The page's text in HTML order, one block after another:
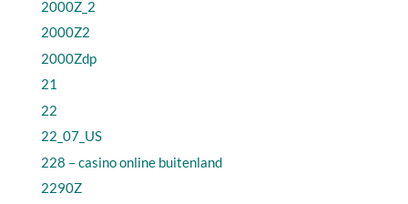
2000Z_2
2000Z2
2000Zdp
21
22
22_07_US
228 – casino online buitenland
2290Z